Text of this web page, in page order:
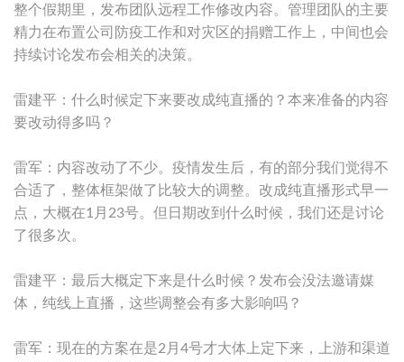
整个假期里，发布团队远程工作修改内容。管理团队的主要
精力在布置公司防疫工作和对灾区的捐赠工作上，中间也会
持续讨论发布会相关的决策。
雷建平：什么时候定下来要改成纯直播的？本来准备的内容
要改动得多吗？
雷军：内容改动了不少。疫情发生后，有的部分我们觉得不
合适了，整体框架做了比较大的调整。改成纯直播形式早一
点，大概在1月23号。但日期改到什么时候，我们还是讨论
了很多次。
雷建平：最后大概定下来是什么时候？发布会没法邀请媒
体，纯线上直播，这些调整会有多大影响吗？
雷军：现在的方案在是2月4号才大体上定下来，上游和渠道